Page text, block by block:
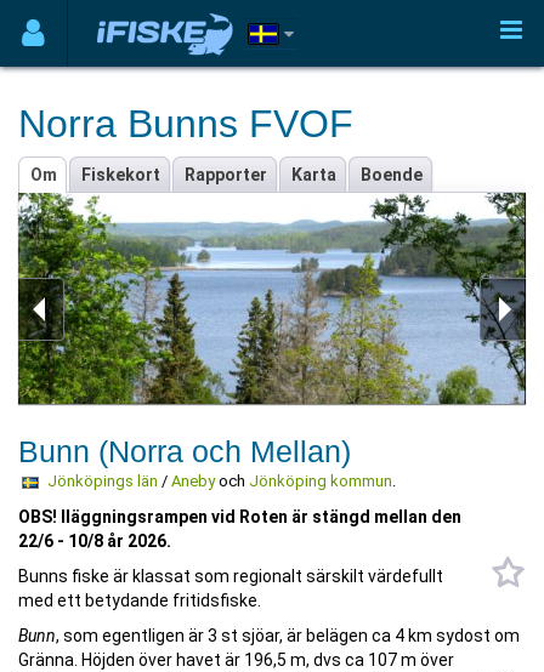
Norra Bunns FVOF
Om Fiskekort Rapporter Karta Boende
Bunn (Norra och Mellan)
Jönköpings län / Anebyoch Jönköping kommun.
OBS! Iläggningsrampen vid Roten är stängd mellan den
22/6 - 10/8 år 2026.
Bunns fiske är klassat som regionalt särskilt värdefullt
med ett betydande fritidsfiske.
Bunn, som egentligen är 3 st sjöar, är belägen ca 4 km sydost om
Gränna. Höjden över havet är 196,5 m, dvs ca 107 m över